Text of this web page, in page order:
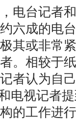
台记者和
六成的电
其或非常
。相较于
者认为自
电视记者
的工作进